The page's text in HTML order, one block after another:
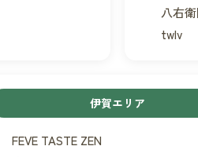
八右
twlv
伊賀エリア
FEVE TASTE ZEN